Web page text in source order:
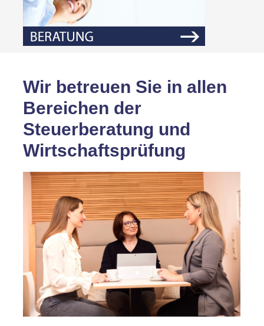
Wir betreuen Sie in allen
Bereichen der
Steuerberatung und
Wirtschaftsprüfung